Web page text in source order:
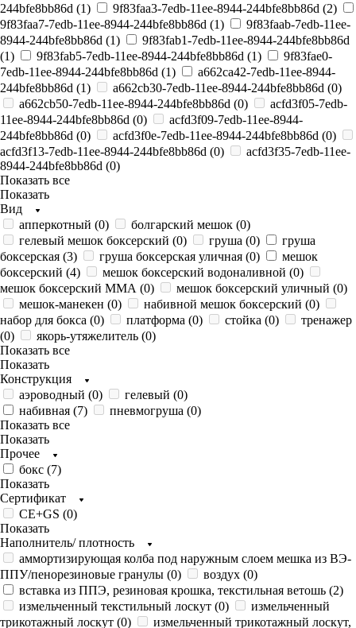
244bfe8bb86d (1) 9f83faa3-7edb-11ee-8944-244bfe8bb86d (2)
9f83faa7-7edb-11ee-8944-244bfe8bb86d (1)
9f83faab-7edb-11ee-
8944-244bfe8bb86d (1)
9f83fab1-7edb-11ee-8944-244bfe8bb86d
(1) 9f83fab5-7edb-11ee-8944-244bfe8bb86d (1)
9f83fae0-
7edb-11ee-8944-244bfe8bb86d (1)
a662ca42-7edb-11ee-8944-
244bfe8bb86d (1) a662cb30-7edb-11ee-8944-244bfe8bb86d (0)
a662cb50-7edb-11ee-8944-244bfe8bb86d (0)
acfd3f05-7edb-
11ee-8944-244bfe8bb86d (0)
acfd3f09-7edb-11ee-8944-
244bfe8bb86d (0) acfd3f0e-7edb-11ee-8944-244bfe8bb86d (0)
acfd3f13-7edb-11ee-8944-244bfe8bb86d (0)
acfd3f35-7edb-11ee-
8944-244bfe8bb86d (0)
Показать все
Показать
Вид
апперкотный (0) болгарский мешок (0)
гелевый мешок боксерский (0) груша (0)
груша
боксерская (3) груша боксерская уличная (0)
мешок
боксерский (4) мешок боксерский водоналивной (0)
мешок боксерский ММА (0) мешок боксерский уличный (0)
мешок-манекен (0) набивной мешок боксерский (0)
набор для бокса (0) платформа (0) стойка (0)
тренажер
(0) якорь-утяжелитель (0)
Показать все
Показать
Конструкция
аэроводный (0) гелевый (0)
набивная (7) пневмогруша (0)
Показать все
Показать
Прочее
бокс (7)
Показать
Сертификат
CE+GS (0)
Показать
Наполнитель/ плотность
аммортизирующая колба под наружным слоем мешка из ВЭ-
ППУ/пенорезиновые гранулы (0) воздух (0)
вставка из ППЭ, резиновая крошка, текстильная ветошь (2)
измельченный текстильный лоскут (0)
измельченный
трикотажный лоскут (0)
измельченный трикотажный лоскут,